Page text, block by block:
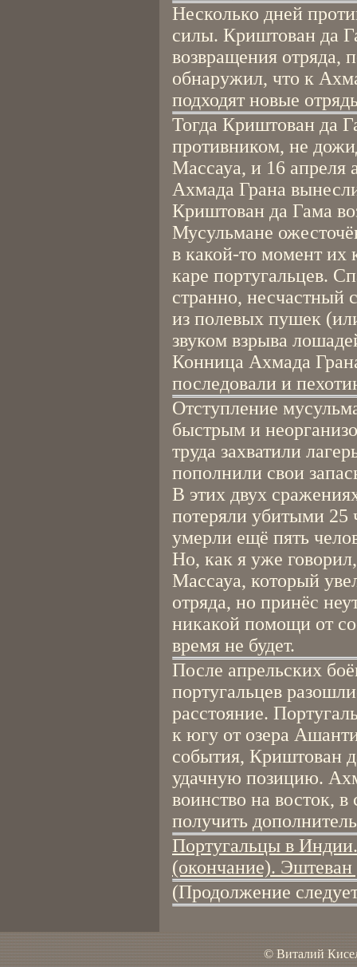
Несколько дней
силы. Криштован да
возвращения отряда,
обнаружил, что к
подходят новые
Тогда Криштован да
противником, не
Массауа, и 16 апреля
Ахмада Грана
Криштован да Гама
Мусульмане
в какой-то момент их
каре португальцев.
странно, несчастный
из полевых пушек
звуком взрыва
Конница Ахмада
последовали и
Отступление
быстрым и
труда захватили
пополнили свои
В этих двух
потеряли убитыми 25
умерли ещё пять
Но, как я уже
Массауа, который
отряда, но принёс
никакой помощи от
время не будет.
После апрельских
португальцев
расстояние.
к югу от озера
события, Криштован
удачную позицию.
воинство на восток,
получить
Португальцы в
(окончание). Эштеван
(Продолжение
© Виталий